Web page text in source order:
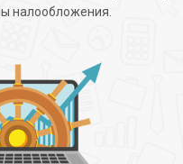
налообложения.